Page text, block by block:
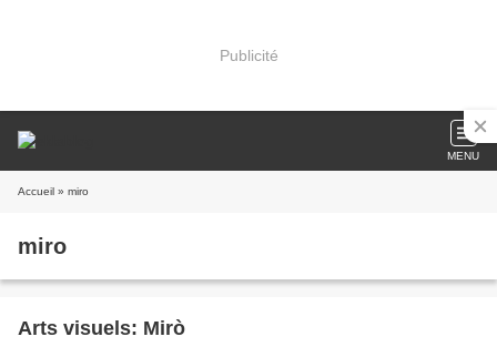
Publicité
MENU
Accueil » miro
miro
Arts visuels: Mirò